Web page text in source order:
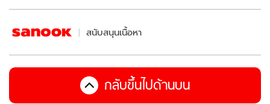
สนับสนุนเนื้อหา
กลับขึ้นไปด้านบน